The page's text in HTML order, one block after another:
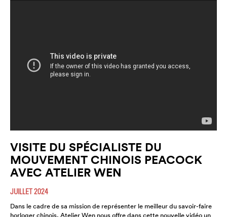
VISITE DU SPÉCIALISTE DU
MOUVEMENT CHINOIS PEACOCK
AVEC ATELIER WEN
JUILLET 2024
Dans le cadre de sa mission de représenter le meilleur du savoir-faire